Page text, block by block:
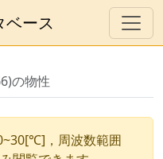
ベース
の物性
，周波数範囲